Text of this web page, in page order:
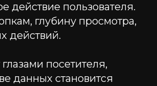
действие пользователя.
глубину просмотра,
действий.
посетителя,
данных становится